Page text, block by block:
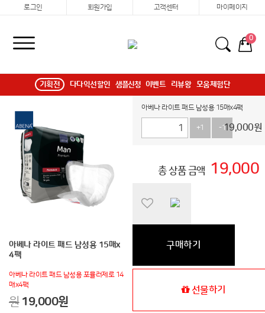
로그인 회원가입 고객센터 마이페이지
0
기획전 다다익선할인 샘플신청 이벤트 리뷰왕 모움체험단
아베나 라이트 패드 남성용 15매x
4팩
아베나 라이트 패드 남성용 포뮬러제로 14
매x4팩
원 19,000원
아베나 라이트 패드 남성용 15매x4팩
+1 -119,000원
총 상품 금액 19,000
구매하기
선물하기